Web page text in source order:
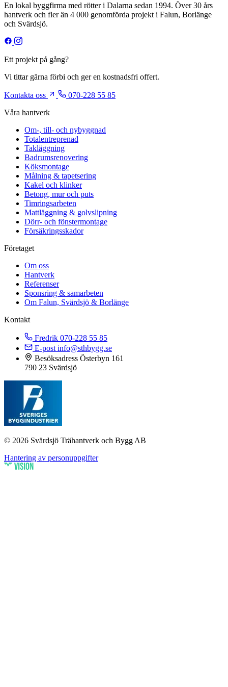
En lokal byggfirma med rötter i Dalarna sedan 1994. Över 30 års
hantverk och fler än 4 000 genomförda projekt i Falun, Borlänge
och Svärdsjö.
Ett projekt på gång?
Vi tittar gärna förbi och ger en kostnadsfri offert.
Kontakta oss
070-228 55 85
Våra hantverk
Om-, till- och nybyggnad
Totalentreprenad
Takläggning
Badrumsrenovering
Köksmontage
Målning & tapetsering
Kakel och klinker
Betong, mur och puts
Timringsarbeten
Mattläggning & golvslipning
Dörr- och fönstermontage
Försäkringsskador
Företaget
Om oss
Hantverk
Referenser
Sponsring & samarbeten
Om Falun, Svärdsjö & Borlänge
Kontakt
Fredrik 070-228 55 85
E-post info@sthbygg.se
Besöksadress Österbyn 161
790 23 Svärdsjö
© 2026 Svärdsjö Trähantverk och Bygg AB
Hantering av personuppgifter